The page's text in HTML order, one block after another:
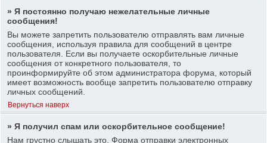
» Я постоянно получаю нежелательные личные
сообщения!
Вы можете запретить пользователю отправлять вам личные
сообщения, используя правила для сообщений в центре
пользователя. Если вы получаете оскорбительные личные
сообщения от конкретного пользователя, то
проинформируйте об этом администратора форума, который
имеет возможность вообще запретить пользователю отправку
личных сообщений.
Вернуться наверх
» Я получил спам или оскорбительное сообщение!
Нам грустно слышать это. Форма отправки электронных